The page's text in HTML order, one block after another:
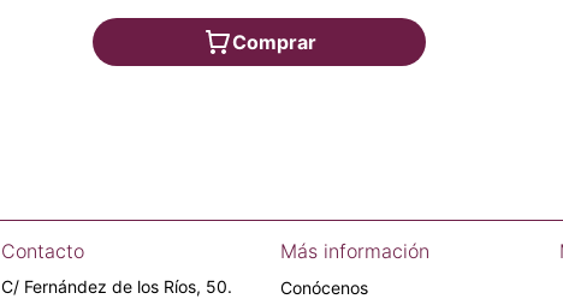
Comprar
Contacto
C/ Fernández de los Ríos, 50.
Más información
Conócenos